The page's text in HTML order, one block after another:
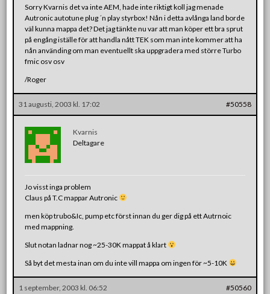
Sorry Kvarnis det va inte AEM, hade inte riktigt koll jag menade
Autronic autotune plug ´n play styrbox! Nån i detta avlånga land borde
väl kunna mappa det? Det jag tänkte nu var att man köper ett bra sprut
på engång iställe för att handla nått TEK som man inte kommer att ha
nån använding om man eventuellt ska uppgradera med större Turbo
fmic osv osv
/Roger
31 augusti, 2003 kl. 17:02 #50558
Kvarnis
Deltagare
Jo visst inga problem
Claus på T.C mappar Autronic
men köp trubo&Ic, pump etc först innan du ger dig på ett Autrnoic
med mappning.
Slut notan ladnar nog ~25-30K mappat å klart
Så byt det mesta inan om du inte vill mappa om ingen för ~5-10K
1 september, 2003 kl. 06:52 #50560